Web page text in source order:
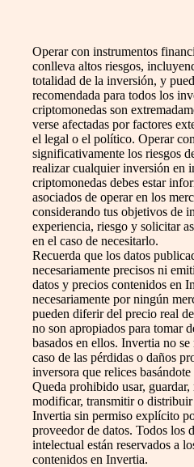
Operar con instrumentos
conlleva altos riesgos,
totalidad de la inversión, y
recomendada para todos los
criptomonedas son
verse afectadas por factores
el legal o el político. Operar
significativamente los riesgos
realizar cualquier inversión en
criptomonedas debes estar
asociados de operar en los
considerando tus objetivos de
experiencia, riesgo y solicitar
en el caso de necesitarlo.
Recuerda que los datos
necesariamente precisos ni
datos y precios contenidos en
necesariamente por ningún
pueden diferir del precio real
no son apropiados para tomar
basados en ellos. Invertia no
caso de las pérdidas o daños
inversora que relices
Queda prohibido usar, guardar,
modificar, transmitir o distribuir
Invertia sin permiso explícito
proveedor de datos. Todos los
intelectual están reservados a
contenidos en Invertia.